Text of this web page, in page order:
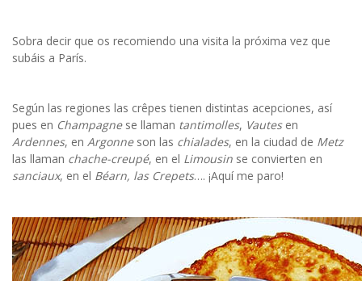
Sobra decir que os recomiendo una visita la próxima vez que
subáis a París.
Según las regiones las crêpes tienen distintas acepciones, así
pues en Champagnese llaman tantimolles, Vautesen
Ardennes, en Argonneson las chialades, en la ciudad de Metz
las llaman chache-creupé, en el Limousin se convierten en
sanciaux, en el Béarn, las Crepets…. ¡Aquí me paro!